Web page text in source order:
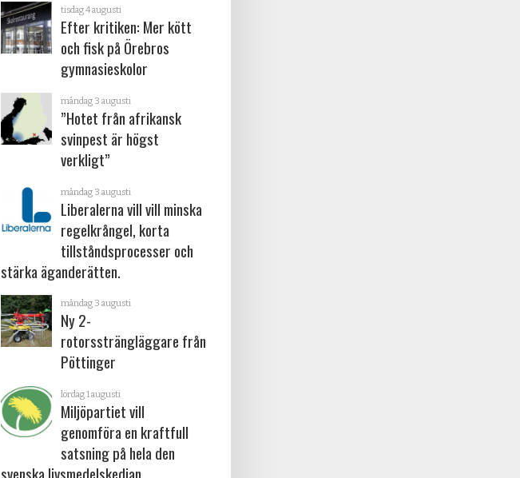
tisdag 4 augusti
Efter kritiken: Mer kött
och fisk på Örebros
gymnasieskolor
måndag 3 augusti
”Hotet från afrikansk
svinpest är högst
verkligt”
måndag 3 augusti
Liberalerna vill vill minska
regelkrångel, korta
tillståndsprocesser och
stärka ägande­rätten.
måndag 3 augusti
Ny 2-
rotorssträngläggare från
Pöttinger
lördag 1 augusti
Miljöpartiet vill
genomföra en kraftfull
satsning på hela den
svenska livsmedelskedjan